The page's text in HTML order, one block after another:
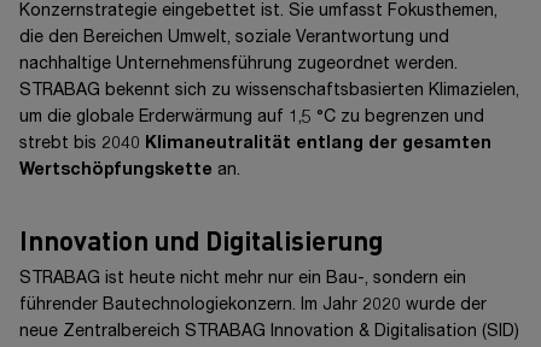
Compliance & Management Systems sowie Health Safety
Vorstandsvorsitzenden (CEO)
Während der Vorstand in regelmäßigen Sitzungen wichtige
Entscheidungen gemeinsam trifft, gilt in den Ebenen darunter
das Vier-Augen-Prinzip . Unsere duale Managementstruktur
und kaufmännischen Kolleg:innen gemeinsam wahrgenommen
wird.
Organigramm
Konzernstrategie eingebettet ist. Sie umfasst Fokusthemen,
die den Bereichen Umwelt, soziale Verantwortung und
nachhaltige Unternehmensführung zugeordnet werden.
STRABAG bekennt sich zu wissenschaftsbasierten Klimazielen,
um die globale Erderwärmung auf 1,5 °C zu begrenzen und
strebt bis 2040 Klimaneutralität entlang der gesamten
Wertschöpfungskette an.
Innovation und Digitalisierung
STRABAG ist heute nicht mehr nur ein Bau-, sondern ein
führender Bautechnologiekonzern. Im Jahr 2020 wurde der
neue Zentralbereich STRABAG Innovation & Digitalisation (SID)